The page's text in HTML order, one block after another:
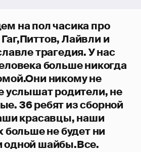
на пол часика про
Лайвли и
трагедия. У нас
больше никогда
никому не
услышат родители, не
36 ребят из сборной
красавцы, наши
больше не будет ни
одной шайбы.Все.